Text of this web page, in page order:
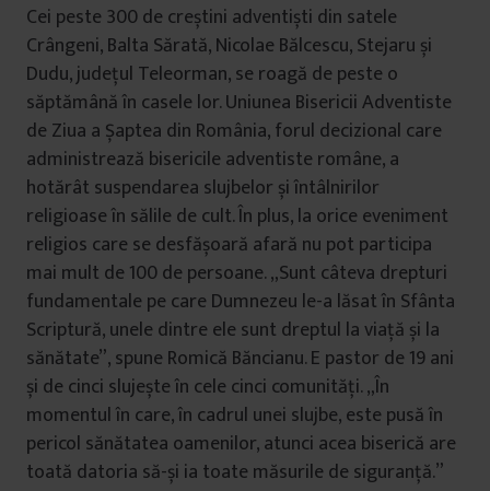
Cei peste 300 de creștini adventiști din satele
Crângeni, Balta Sărată, Nicolae Bălcescu, Stejaru și
Dudu, județul Teleorman, se roagă de peste o
săptămână în casele lor. Uniunea Bisericii Adventiste
de Ziua a Șaptea din România, forul decizional care
administrează bisericile adventiste române, a
hotărât suspendarea slujbelor și întâlnirilor
religioase în sălile de cult. În plus, la orice eveniment
religios care se desfășoară afară nu pot participa
mai mult de 100 de persoane. „Sunt câteva drepturi
fundamentale pe care Dumnezeu le-a lăsat în Sfânta
Scriptură, unele dintre ele sunt dreptul la viață și la
sănătate”, spune Romică Băncianu. E pastor de 19 ani
și de cinci slujește în cele cinci comunități. „În
momentul în care, în cadrul unei slujbe, este pusă în
pericol sănătatea oamenilor, atunci acea biserică are
toată datoria să-și ia toate măsurile de siguranță.”